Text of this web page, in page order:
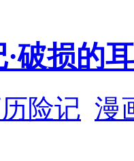
破损的
险记 漫